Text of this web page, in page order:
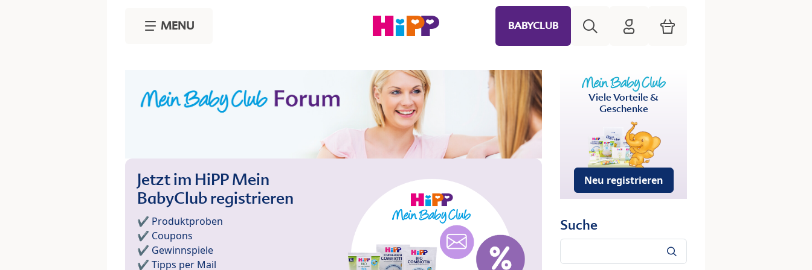
MENU BABYCLUB HiPP Mein Babyclub
Warenkorb
Jetzt im HiPP Mein
BabyClub registrieren
✔️ Produktproben
✔️ Coupons
✔️ Gewinnspiele
✔️ Tipps per Mail
Viele Vorteile &
Geschenke
Neu registrieren
Suche